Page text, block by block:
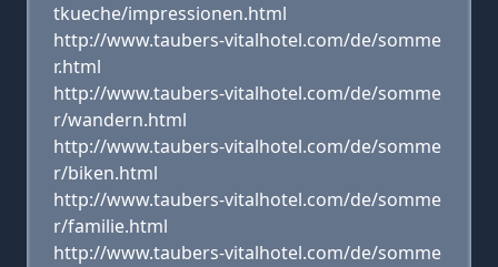
tkueche/impressionen.html
http://www.taubers-vitalhotel.com/de/somme
r.html
http://www.taubers-vitalhotel.com/de/somme
r/wandern.html
http://www.taubers-vitalhotel.com/de/somme
r/biken.html
http://www.taubers-vitalhotel.com/de/somme
r/familie.html
http://www.taubers-vitalhotel.com/de/somme